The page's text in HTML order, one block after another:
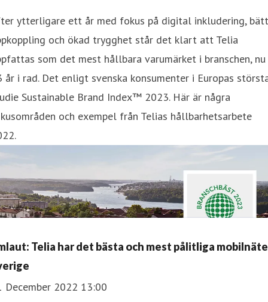
ytterligare ett år med fokus på digital inkludering,
och ökad trygghet står det klart att Telia
som det mest hållbara varumärket i branschen, nu
år i rad. Det enligt svenska konsumenter i Europas
Sustainable Brand Index™ 2023. Här är några
och exempel från Telias hållbarhetsarbete
Telia har det bästa och mest pålitliga
December 2022 13:00